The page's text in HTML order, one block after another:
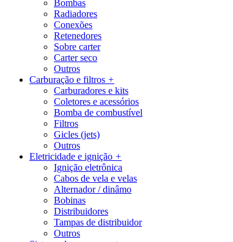
Bombas
Radiadores
Conexões
Retenedores
Sobre carter
Carter seco
Outros
Carburação e filtros +
Carburadores e kits
Coletores e acessórios
Bomba de combustível
Filtros
Gicles (jets)
Outros
Eletricidade e ignição +
Ignição eletrônica
Cabos de vela e velas
Alternador / dinâmo
Bobinas
Distribuidores
Tampas de distribuidor
Outros